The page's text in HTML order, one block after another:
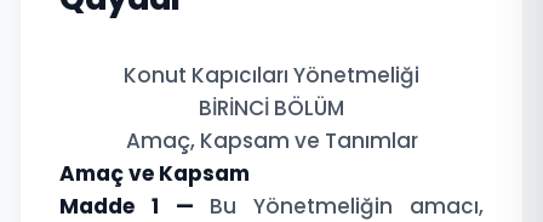
Konut Kapıcıları Yönetmeliği
BİRİNCİ BÖLÜM
Amaç, Kapsam ve Tanımlar
Amaç ve Kapsam
Madde 1 — Bu Yönetmeliğin amacı,